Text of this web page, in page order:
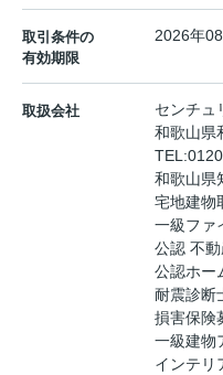
取引条件の
有効期限
2026年
取扱会社
センチ
和歌山県
TEL:
和歌山県
宅地建物
一級ファ
公認 不
公認ホー
耐震診断
損害保険
一級建物
インテリ